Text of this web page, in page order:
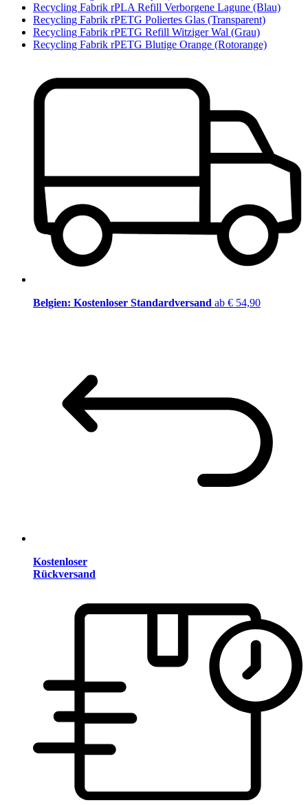
Recycling Fabrik rPLA Refill Verborgene Lagune (Blau)
Recycling Fabrik rPETG Poliertes Glas (Transparent)
Recycling Fabrik rPETG Refill Witziger Wal (Grau)
Recycling Fabrik rPETG Blutige Orange (Rotorange)
Belgien: Kostenloser Standardversand ab € 54,90
Kostenloser
Rückversand